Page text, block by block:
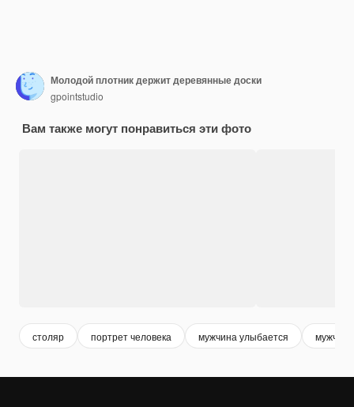
Молодой плотник держит деревянные доски
gpointstudio
Вам также могут понравиться эти фото
столяр портрет человека мужчина улыбается мужчина